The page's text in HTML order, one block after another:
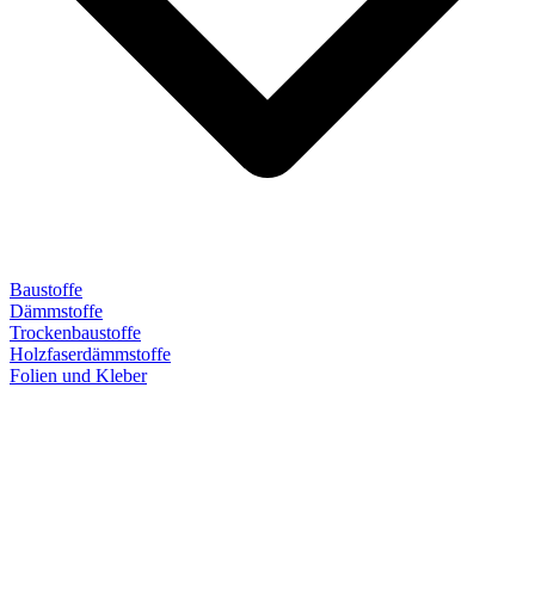
Baustoffe
Dämmstoffe
Trockenbaustoffe
Holzfaserdämmstoffe
Folien und Kleber